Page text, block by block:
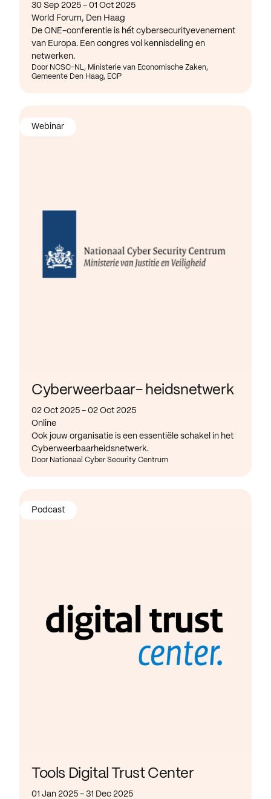
30 Sep 2025 - 01 Oct 2025
World Forum, Den Haag
De ONE-conferentie is hét cybersecurityevenement
van Europa. Een congres vol kennisdeling en
netwerken.
Door NCSC-NL, Ministerie van Economische Zaken,
Gemeente Den Haag, ECP
Cyberweerbaar- heidsnetwerk
02 Oct 2025 - 02 Oct 2025
Online
Ook jouw organisatie is een essentiële schakel in het
Cyberweerbaarheidsnetwerk.
Door Nationaal Cyber Security Centrum
Webinar
Tools Digital Trust Center
01 Jan 2025 - 31 Dec 2025
Podcast